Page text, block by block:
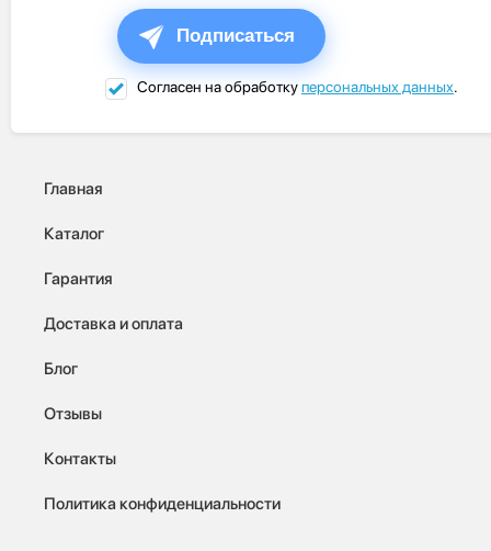
Подписаться
Согласен на обработкуперсональных данных.
Главная
Каталог
Гарантия
Доставка и оплата
Блог
Отзывы
Контакты
Политика конфиденциальности